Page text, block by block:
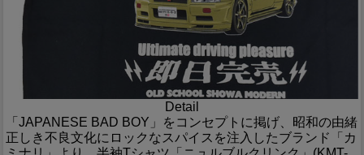
Detail
「JAPANESE BAD BOY」をコンセプトに掲げ、昭和の由緒
正しき不良文化にロックなスパイスを注入したブランド「カ